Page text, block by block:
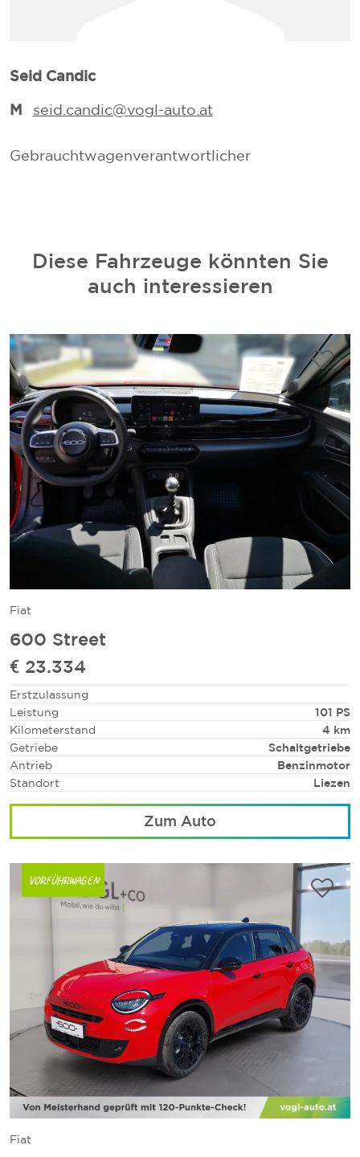
Seid Candic
M seid.candic@vogl-auto.at
Gebrauchtwagenverantwortlicher
Diese Fahrzeuge könnten Sie
auch interessieren
Fiat
600 Street
€ 23.334
Erstzulassung
Leistung
101 PS
Kilometerstand
4 km
Getriebe
Schaltgetriebe
Antrieb
Benzinmotor
Standort
Liezen
Zum Auto
VORFÜHRWAGEN
Fiat